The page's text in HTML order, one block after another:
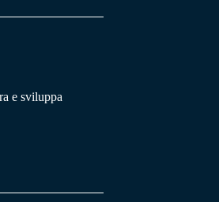
e sviluppa